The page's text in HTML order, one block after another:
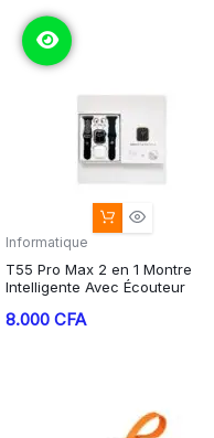
Informatique
T55 Pro Max 2 en 1 Montre
Intelligente Avec Écouteur
8.000 CFA